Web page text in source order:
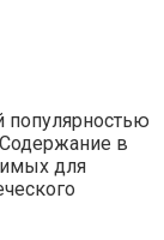
в
для